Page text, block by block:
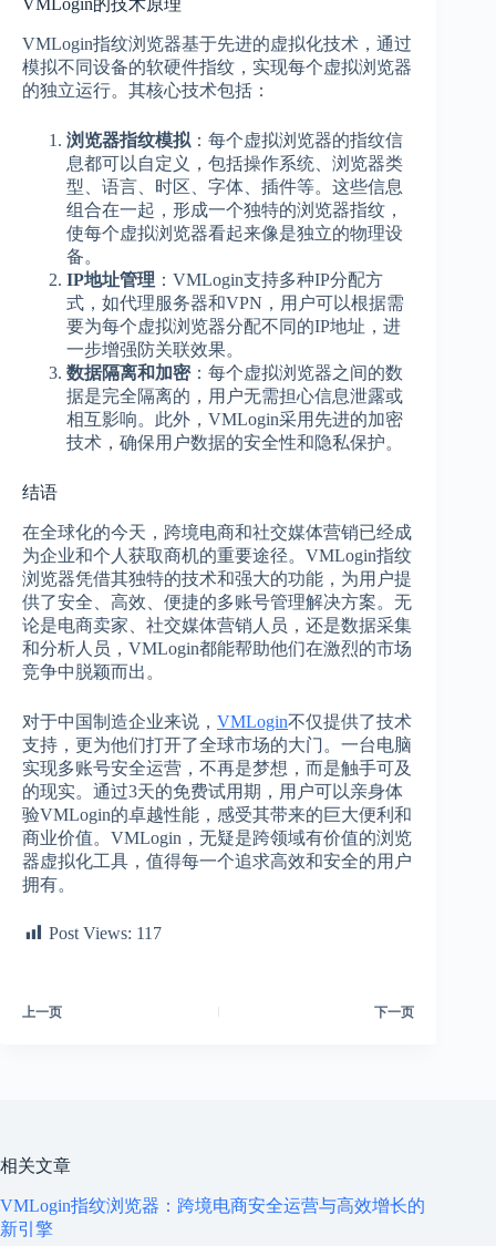
VMLogin的技术原理
VMLogin指纹浏览器基于先进的虚拟化技术，通过
模拟不同设备的软硬件指纹，实现每个虚拟浏览器
的独立运行。其核心技术包括：
浏览器指纹模拟 ：每个虚拟浏览器的指纹信
息都可以自定义，包括操作系统、浏览器类
型、语言、时区、字体、插件等。这些信息
组合在一起，形成一个独特的浏览器指纹，
使每个虚拟浏览器看起来像是独立的物理设
备。
IP地址管理 ：VMLogin支持多种IP分配方
式，如代理服务器和VPN，用户可以根据需
要为每个虚拟浏览器分配不同的IP地址，进
一步增强防关联效果。
数据隔离和加密：每个虚拟浏览器之间的数
据是完全隔离的，用户无需担心信息泄露或
相互影响。此外，VMLogin采用先进的加密
技术，确保用户数据的安全性和隐私保护。
结语
在全球化的今天，跨境电商和社交媒体营销已经成
为企业和个人获取商机的重要途径。VMLogin指纹
浏览器凭借其独特的技术和强大的功能，为用户提
供了安全、高效、便捷的多账号管理解决方案。无
论是电商卖家、社交媒体营销人员，还是数据采集
和分析人员，VMLogin都能帮助他们在激烈的市场
竞争中脱颖而出。
对于中国制造企业来说， VMLogin不仅提供了技术
支持，更为他们打开了全球市场的大门。一台电脑
实现多账号安全运营，不再是梦想，而是触手可及
的现实。通过3天的免费试用期，用户可以亲身体
验VMLogin的卓越性能，感受其带来的巨大便利和
商业价值。VMLogin，无疑是跨领域有价值的浏览
器虚拟化工具，值得每一个追求高效和安全的用户
拥有。
Post Views: 117
上一页 下一页
相关文章
VMLogin指纹浏览器：跨境电商安全运营与高效增长的
新引擎